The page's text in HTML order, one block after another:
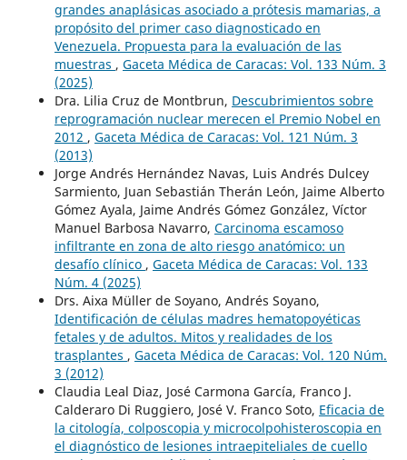
grandes anaplásicas asociado a prótesis mamarias, a
propósito del primer caso diagnosticado en
Venezuela. Propuesta para la evaluación de las
muestras , Gaceta Médica de Caracas: Vol. 133 Núm. 3
(2025)
Dra. Lilia Cruz de Montbrun, Descubrimientos sobre
reprogramación nuclear merecen el Premio Nobel en
2012 , Gaceta Médica de Caracas: Vol. 121 Núm. 3
(2013)
Jorge Andrés Hernández Navas, Luis Andrés Dulcey
Sarmiento, Juan Sebastián Therán León, Jaime Alberto
Gómez Ayala, Jaime Andrés Gómez González, Víctor
Manuel Barbosa Navarro, Carcinoma escamoso
infiltrante en zona de alto riesgo anatómico: un
desafío clínico , Gaceta Médica de Caracas: Vol. 133
Núm. 4 (2025)
Drs. Aixa Müller de Soyano, Andrés Soyano,
Identificación de células madres hematopoyéticas
fetales y de adultos. Mitos y realidades de los
trasplantes , Gaceta Médica de Caracas: Vol. 120 Núm.
3 (2012)
Claudia Leal Diaz, José Carmona García, Franco J.
Calderaro Di Ruggiero, José V. Franco Soto, Eficacia de
la citología, colposcopia y microcolpohisteroscopia en
el diagnóstico de lesiones intraepiteliales de cuello